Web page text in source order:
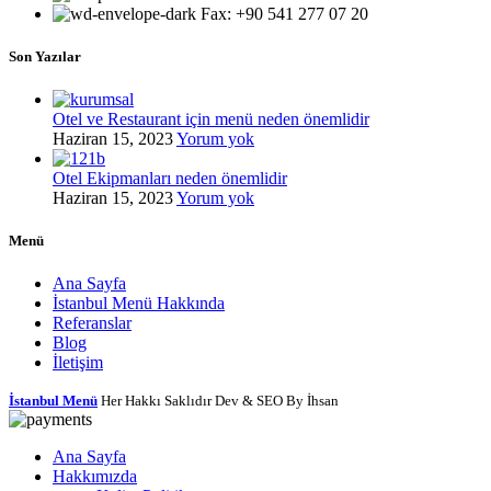
Fax: +90 541 277 07 20
Son Yazılar
Otel ve Restaurant için menü neden önemlidir
Haziran 15, 2023Yorum yok
Otel Ekipmanları neden önemlidir
Haziran 15, 2023Yorum yok
Menü
Ana Sayfa
İstanbul Menü Hakkında
Referanslar
Blog
İletişim
İstanbul Menü Her Hakkı Saklıdır Dev & SEO By İhsan
Ana Sayfa
Hakkımızda